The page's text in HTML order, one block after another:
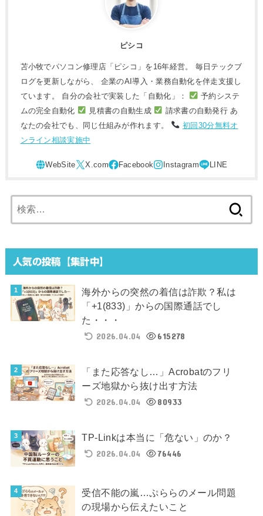
ピシコ
苫小牧でパソコン修理店「ピシコ」を16年経営。 毎日テックブ
ログを更新しながら、 企業のAI導入・業務自動化を伴走支援し
ています。 自分の会社で実装した「自動化」：
予約システ
ムの完全自動化
見積書の自動生成
請求書の自動発行 あ
なたの会社でも、同じ仕組みが作れます。
初回30分無料オ
ンライン相談実施中
索:
人気の投稿【集計中】
海外からの突然の着信は詐欺？私は
「+1(833)」からの国際通話でし
た・・・
2026.04.04
615278
「また応答なし…」Acrobatのフリ
ーズ地獄から抜け出す方法
2026.04.04
80933
TP-Linkは本当に「危ない」のか？
2026.04.04
76446
受信不能の嵐…ぷららのメール問題
の現場から伝えたいこと